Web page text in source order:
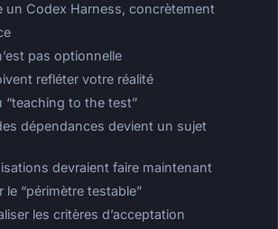
un Codex Harness, concrètement
pas optionnelle
refléter votre réalité
“teaching to the test”
dépendances devient un sujet
devraient faire maintenant
le “périmètre testable”
les critères d’acceptation